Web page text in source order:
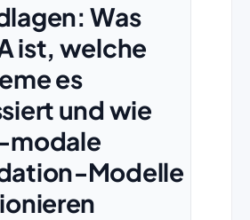
Was
ist, welche
es
und wie